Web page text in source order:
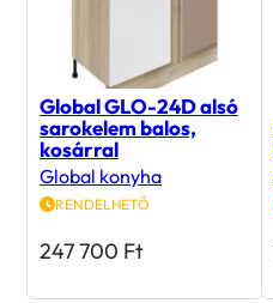
Global GLO-24D alsó
sarokelem balos,
kosárral
Global konyha
RENDELHETŐ
247 700